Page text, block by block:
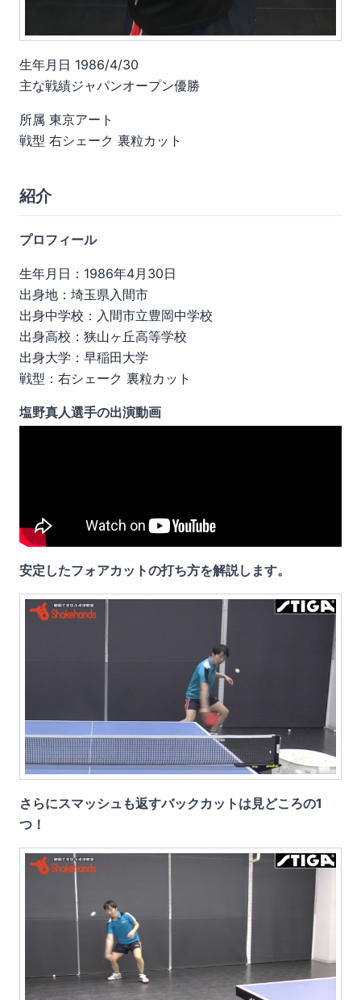
生年月日 1986/4/30
主な戦績ジャパンオープン優勝
所属 東京アート
戦型 右シェーク 裏粒カット
紹介
プロフィール
生年月日：1986年4月30日
出身地：埼玉県入間市
出身中学校：入間市立豊岡中学校
出身高校：狭山ヶ丘高等学校
出身大学：早稲田大学
戦型：右シェーク 裏粒カット
塩野真人選手の出演動画
安定したフォアカットの打ち方を解説します。
さらにスマッシュも返すバックカットは見どころの1
つ！